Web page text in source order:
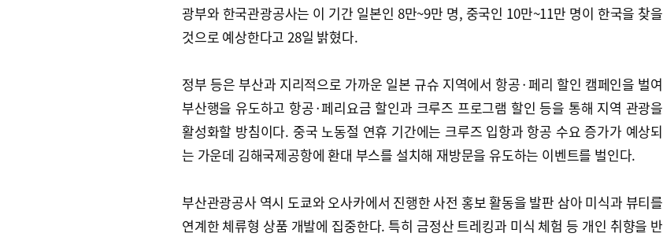
광부와 한국관광공사는 이 기간 일본인 8만~9만 명, 중국인 10만~11만 명이 한국을 찾을
것으로 예상한다고 28일 밝혔다.
정부 등은 부산과 지리적으로 가까운 일본 규슈 지역에서 항공·페리 할인 캠페인을 벌여
부산행을 유도하고 항공·페리요금 할인과 크루즈 프로그램 할인 등을 통해 지역 관광을
활성화할 방침이다. 중국 노동절 연휴 기간에는 크루즈 입항과 항공 수요 증가가 예상되
는 가운데 김해국제공항에 환대 부스를 설치해 재방문을 유도하는 이벤트를 벌인다.
부산관광공사 역시 도쿄와 오사카에서 진행한 사전 홍보 활동을 발판 삼아 미식과 뷰티를
연계한 체류형 상품 개발에 집중한다. 특히 금정산 트레킹과 미식 체험 등 개인 취향을 반